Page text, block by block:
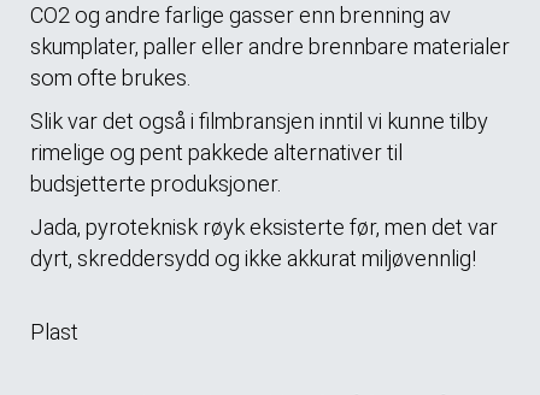
CO2 og andre farlige gasser enn brenning av
skumplater, paller eller andre brennbare materialer
som ofte brukes.
Slik var det også i filmbransjen inntil vi kunne tilby
rimelige og pent pakkede alternativer til
budsjetterte produksjoner.
Jada, pyroteknisk røyk eksisterte før, men det var
dyrt, skreddersydd og ikke akkurat miljøvennlig!
Plast